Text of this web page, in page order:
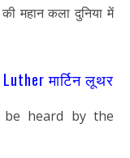
महान कला दुनिया में
मार्टिन लूथर
heard by the